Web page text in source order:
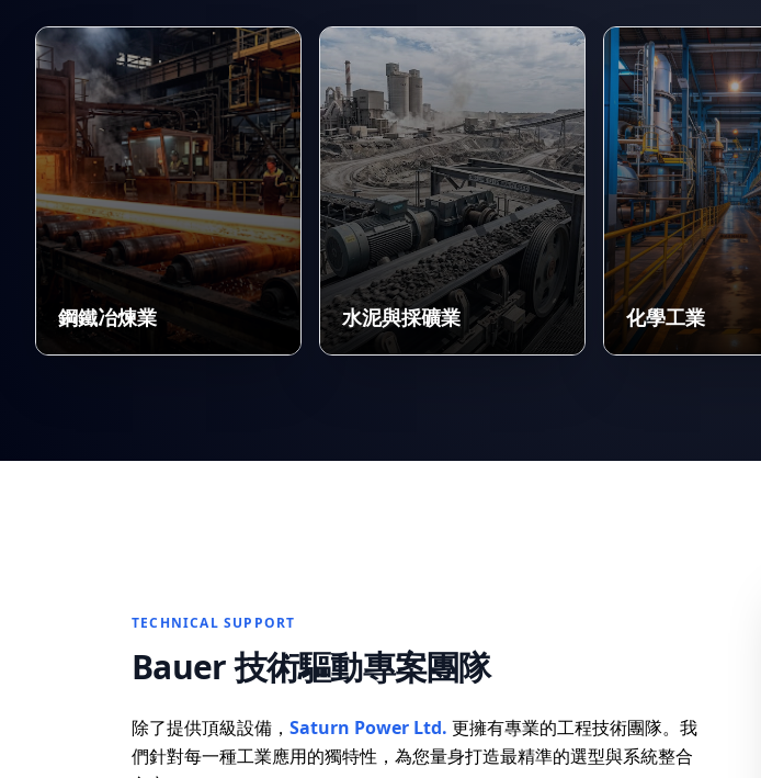
鋼鐵冶煉業 水泥與採礦業 化學工業
TECHNICAL SUPPORT
Bauer 技術驅動專案團隊
除了提供頂級設備， Saturn Power Ltd. 更擁有專業的工程技術團隊。我
們針對每一種工業應用的獨特性，為您量身打造最精準的選型與系統整合